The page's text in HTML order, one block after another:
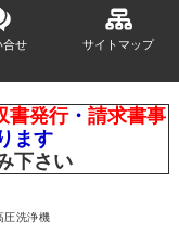
合せ サイトマップ
書発行・ 請求書事
ます
下さい
圧洗浄機